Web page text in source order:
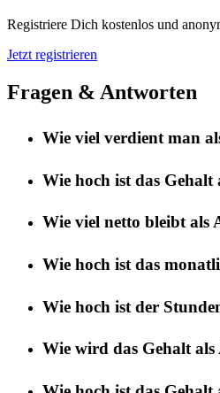
Registriere Dich kostenlos und
Jetzt registrieren
Fragen & Antworten
Wie viel verdient man
Wie hoch ist das
Wie viel netto bleibt als
Wie hoch ist das
Wie hoch ist der
Wie wird das Gehalt